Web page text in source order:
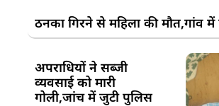
ठनका गिरने से महिला की मौत,गांव में
अपराधियों ने सब्जी
व्यवसाई को मारी
गोली,जांच में जुटी पुलिस